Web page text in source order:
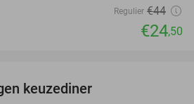
Regulier €44
€24,50
keuzediner